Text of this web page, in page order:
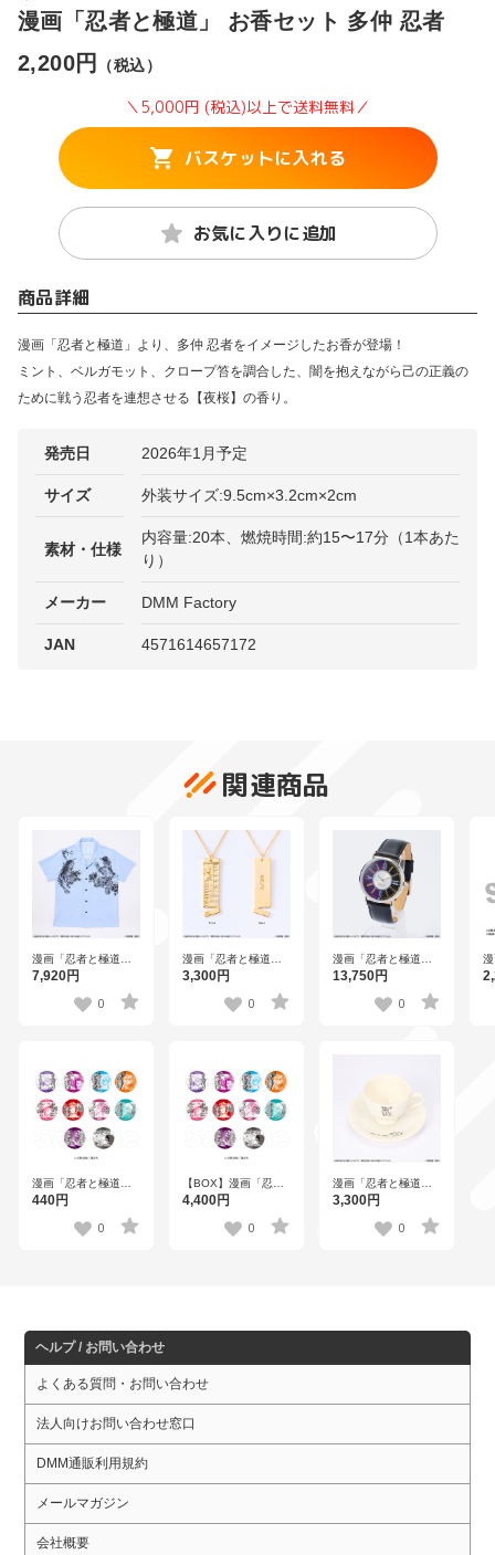
漫画「忍者と極道」 お香セット 多仲 忍者
2,200円
（税込）
＼5,000円 (税込)以上で送料無料／
バスケットに入れる
お気に入りに追加
商品詳細
漫画「忍者と極道」より、多仲 忍者をイメージしたお香が登場！
ミント、ベルガモット、クロープ笞を調合した、闇を抱えながら己の正義の
ために戦う忍者を連想させる【夜桜】の香り。
発売日 2026年1月予定
サイズ 外装サイズ:9.5cm×3.2cm×2cm
素材・仕様
内容量:20本、燃焼時間:約15〜17分（1本あた
り）
メーカー DMM Factory
JAN 4571614657172
関連商品
漫画「忍者と極道」
極道の入れ墨柄シャ
7,920円
0
漫画「忍者と極道」
HELLS COUPONネ
3,300円
0
漫画「忍者と極道」
腕時計
13,750円
0
漫画「忍者と極道」
トレーディング缶バ
440円
0
【BOX】漫画「忍者
と極道」 トレーディ
4,400円
0
漫画「忍者と極道」
CAFEでいびすのカッ
3,300円
0
ヘルプ / お問い合わせ
よくある質問・お問い合わせ
法人向けお問い合わせ窓口
DMM通販利用規約
メールマガジン
会社概要